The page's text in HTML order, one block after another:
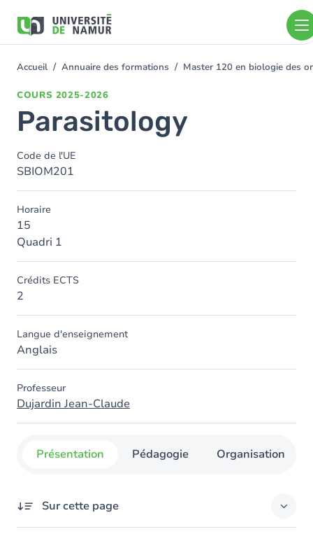
contenu
You
Accueil Annuaire des formations Master 120 en biologie des
COURS 2025-2026
Parasitology
Code de l'UE
SBIOM201
Horaire
15
Quadri 1
Crédits ECTS
2
Langue d'enseignement
Anglais
Professeur
Dujardin Jean-Claude
Présentation Pédagogie Organisation
Sur cette page